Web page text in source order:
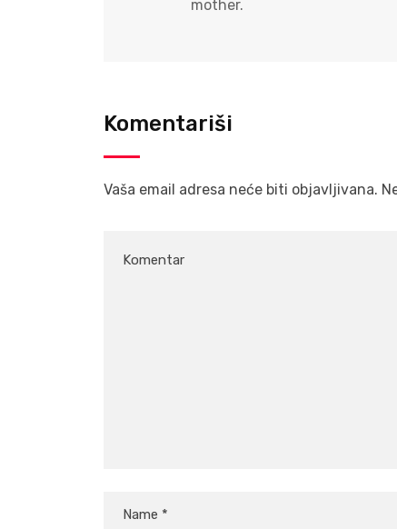
mother.
Komentariši
Vaša email adresa neće biti objavljivana.